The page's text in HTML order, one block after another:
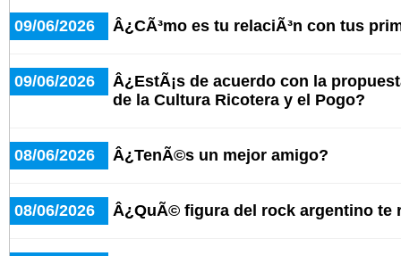
09/06/2026 Â¿CÃ³mo es tu relaciÃ³n con tus
09/06/2026
Â¿EstÃ¡s de acuerdo con la
de la Cultura Ricotera y el Pogo?
08/06/2026 Â¿TenÃ©s un mejor amigo?
08/06/2026 Â¿QuÃ© figura del rock argentino te